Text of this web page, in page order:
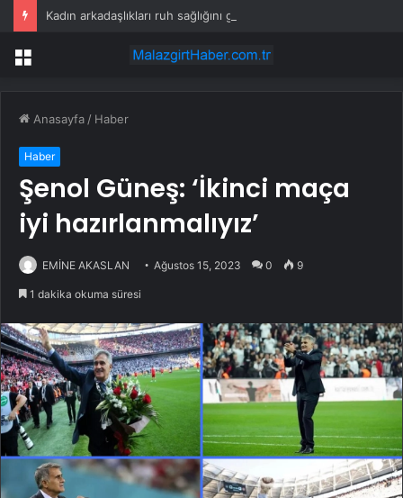
Kadın arkadaşlıkları ruh sağlığını güçlendiriyor
Menü
Anasayfa / Haber
Haber
Şenol Güneş: ‘İkinci maça
iyi hazırlanmalıyız’
EMİNE AKASLAN Ağustos 15, 2023 0 9
1 dakika okuma süresi